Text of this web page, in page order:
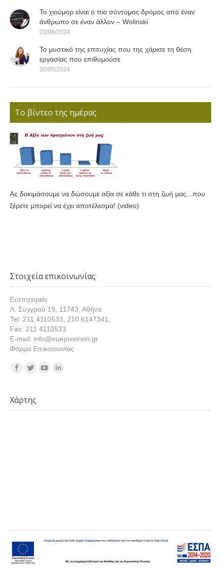
Το χιούμορ είναι ο πιο σύντομος δρόμος από έναν
άνθρωπο σε έναν άλλον – Wolinski
03/06/2024
Το μυστικό της επιτυχίας που της χάρισε τη θέση
εργασίας που επιθυμούσε
30/05/2024
Το βίντεο της ημέρας
Ας δοκιμάσουμε να δώσουμε αξία σε κάθε τι στη ζωή μας...που
ξέρετε μπορεί να έχει αποτέλεσμα! (video)
Στοιχεία επικοινωνίας
Ευεπιχειρείν
Λ. Συγγρού 19, 11743, Αθήνα
Tel: 211 4110533, 210 6147341,
Fax: 211 4110533
E-mail: info@euepixeirein.gr
Φόρμα Επικοινωνίας
Find us on:
Χάρτης